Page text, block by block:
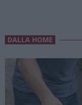
DALLA HOME